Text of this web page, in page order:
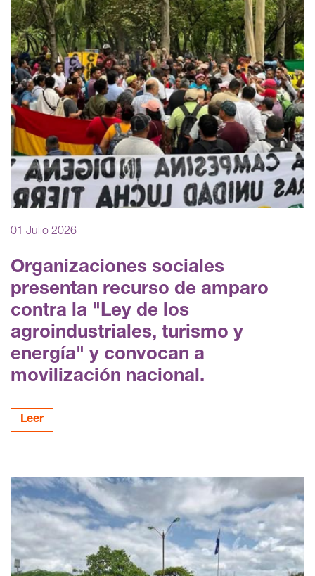
01 Julio 2026
Organizaciones sociales
presentan recurso de amparo
contra la "Ley de los
agroindustriales, turismo y
energía" y convocan a
movilización nacional.
Leer